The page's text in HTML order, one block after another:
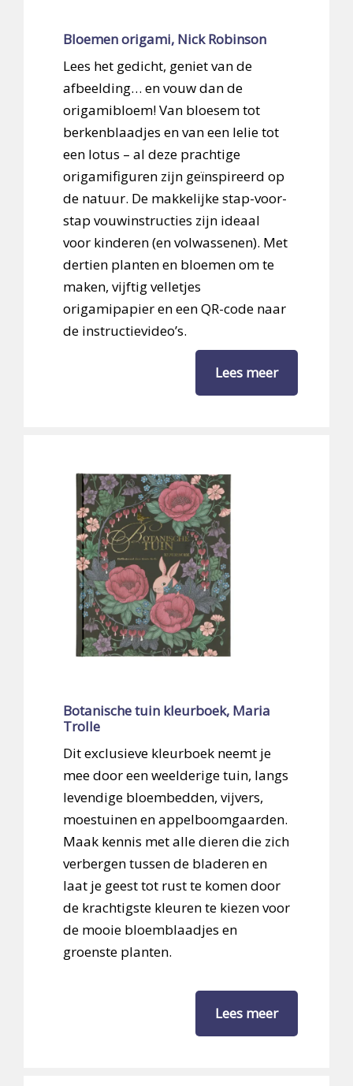
Bloemen origami, Nick Robinson
Lees het gedicht, geniet van de
afbeelding… en vouw dan de
origamibloem! Van bloesem tot
berkenblaadjes en van een lelie tot
een lotus – al deze prachtige
origamifiguren zijn geïnspireerd op
de natuur. De makkelijke stap-voor-
stap vouwinstructies zijn ideaal
voor kinderen (en volwassenen). Met
dertien planten en bloemen om te
maken, vijftig velletjes
origamipapier en een QR-code naar
de instructievideo’s.
Lees meer
Botanische tuin kleurboek, Maria
Trolle
Dit exclusieve kleurboek neemt je
mee door een weelderige tuin, langs
levendige bloembedden, vijvers,
moestuinen en appelboomgaarden.
Maak kennis met alle dieren die zich
verbergen tussen de bladeren en
laat je geest tot rust te komen door
de krachtigste kleuren te kiezen voor
de mooie bloemblaadjes en
groenste planten.
Lees meer